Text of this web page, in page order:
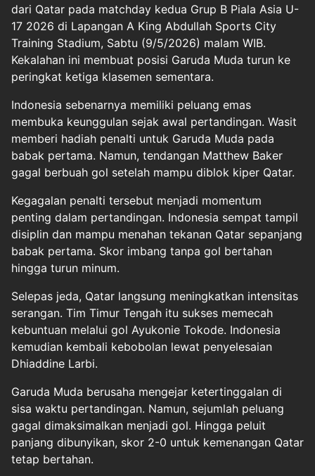
dari Qatar pada matchday kedua Grup B Piala Asia U-
17 2026 di Lapangan A King Abdullah Sports City
Training Stadium, Sabtu (9/5/2026) malam WIB.
Kekalahan ini membuat posisi Garuda Muda turun ke
peringkat ketiga klasemen sementara.
Indonesia sebenarnya memiliki peluang emas
membuka keunggulan sejak awal pertandingan. Wasit
memberi hadiah penalti untuk Garuda Muda pada
babak pertama. Namun, tendangan Matthew Baker
gagal berbuah gol setelah mampu diblok kiper Qatar.
Kegagalan penalti tersebut menjadi momentum
penting dalam pertandingan. Indonesia sempat tampil
disiplin dan mampu menahan tekanan Qatar sepanjang
babak pertama. Skor imbang tanpa gol bertahan
hingga turun minum.
Selepas jeda, Qatar langsung meningkatkan intensitas
serangan. Tim Timur Tengah itu sukses memecah
kebuntuan melalui gol Ayukonie Tokode. Indonesia
kemudian kembali kebobolan lewat penyelesaian
Dhiaddine Larbi.
Garuda Muda berusaha mengejar ketertinggalan di
sisa waktu pertandingan. Namun, sejumlah peluang
gagal dimaksimalkan menjadi gol. Hingga peluit
panjang dibunyikan, skor 2-0 untuk kemenangan Qatar
tetap bertahan.